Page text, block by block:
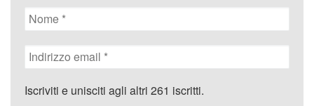
Iscriviti e unisciti agli altri 261 iscritti.